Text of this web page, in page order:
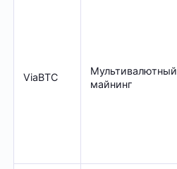
ViaBTC
Мультивалютный
майнинг